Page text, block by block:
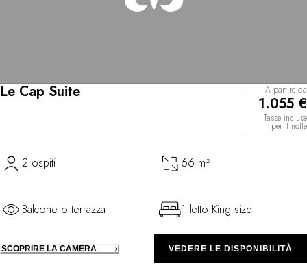
Le Cap Suite A partire da
1.055 €
Tasse incluse
per 1 notte
2 ospiti 66 m²
Balcone o terrazza 1 letto King size
SCOPRIRE LA CAMERA VEDERE LE DISPONIBILITÀ